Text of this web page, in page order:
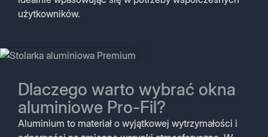
użytkowników.
Dlaczego warto wybrać okna
aluminiowe Pro-Fil?
Aluminium to materiał o wyjątkowej wytrzymałości i